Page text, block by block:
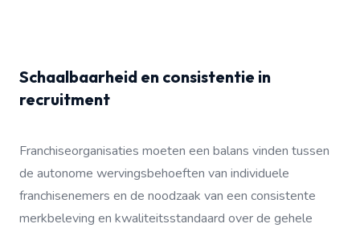
Schaalbaarheid en consistentie in
recruitment
Franchiseorganisaties moeten een balans vinden tussen
de autonome wervingsbehoeften van individuele
franchisenemers en de noodzaak van een consistente
merkbeleving en kwaliteitsstandaard over de gehele